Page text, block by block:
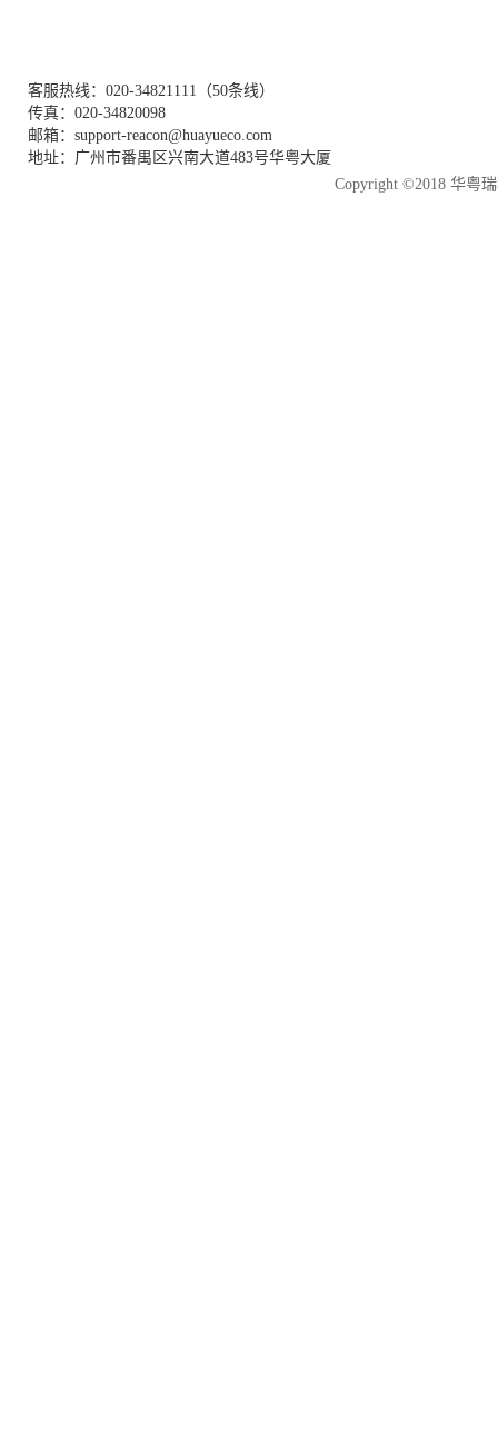
客服热线：020-34821111（50条线）
传真：020-34820098
邮箱：support-reacon@huayueco.com
地址：广州市番禺区兴南大道483号华粤大厦
Copyright ©2018 华粤